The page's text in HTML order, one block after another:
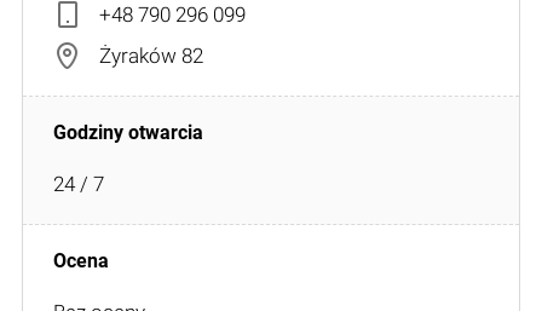
+48 790 296 099
Żyraków 82
24 / 7